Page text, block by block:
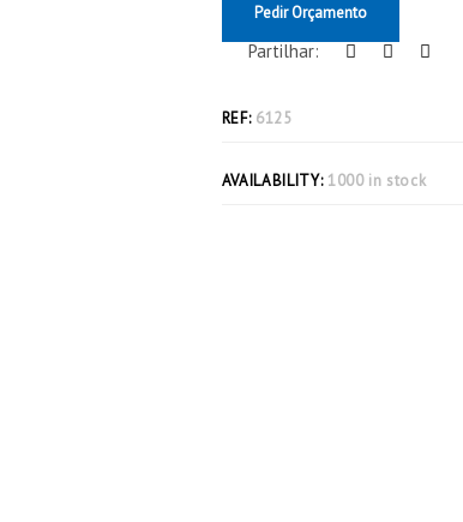
Pedir Orçamento
Partilhar:
REF: 6125
AVAILABILITY: 1000 in stock